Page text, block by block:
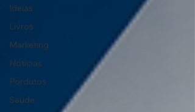
Ideias
Livros
Marketing
Notícias
Pordutos
Saúde